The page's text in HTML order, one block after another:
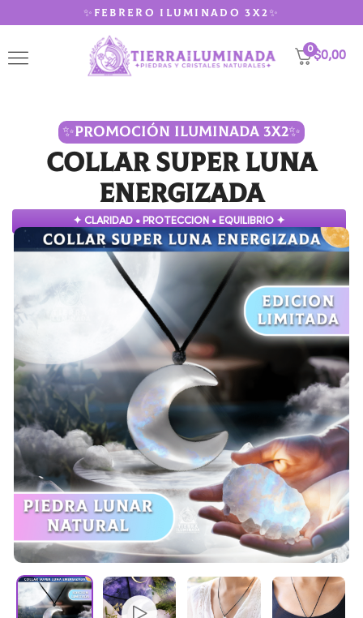
✨FEBRERO ILUMINADO 3X2✨
0$0,00
✨PROMOCIÓN ILUMINADA 3X2✨
Collar Super Luna
Energizada
✦ CLARIDAD • PROTECCION • EQUILIBRIO ✦